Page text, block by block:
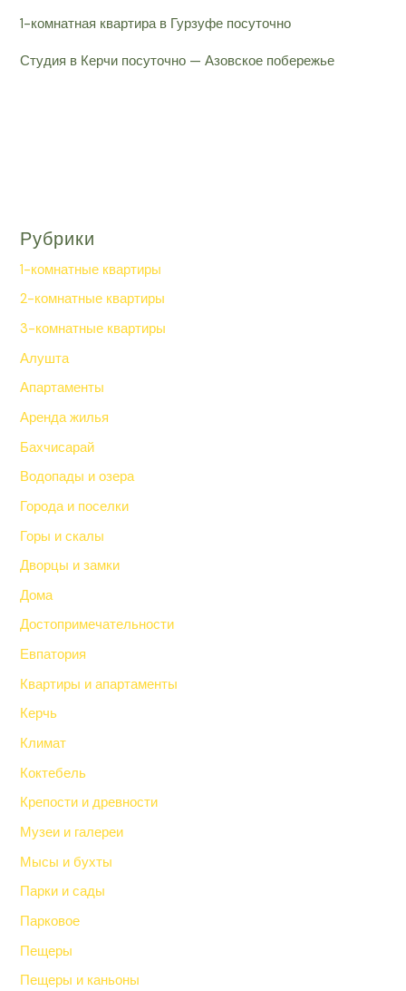
1-комнатная квартира в Гурзуфе посуточно
Студия в Керчи посуточно — Азовское побережье
Рубрики
1-комнатные квартиры
2-комнатные квартиры
3-комнатные квартиры
Алушта
Апартаменты
Аренда жилья
Бахчисарай
Водопады и озера
Города и поселки
Горы и скалы
Дворцы и замки
Дома
Достопримечательности
Евпатория
Квартиры и апартаменты
Керчь
Климат
Коктебель
Крепости и древности
Музеи и галереи
Мысы и бухты
Парки и сады
Парковое
Пещеры
Пещеры и каньоны